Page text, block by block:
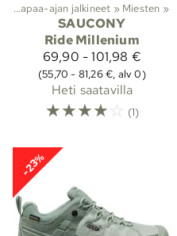
Vapaa-ajan jalkineet ‪» Miesten ‪»
SAUCONY
Ride Millenium
69,90 - 101,98 €
(55,70 - 81,26 €, alv 0)
Heti saatavilla
☆☆☆☆☆ (1)
Lajit ‪»Ulkoilu ‪»Kengät
-23%